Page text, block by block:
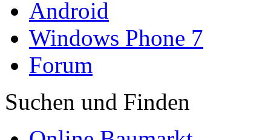
Android
Windows Phone 7
Forum
Suchen und Finden